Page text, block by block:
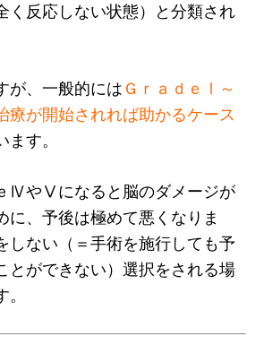
く反応しない状態）と分類され
が、一般的には ＧｒａｄｅⅠ～
が開始されれば助かるケース
ます。
ⅣやⅤになると脳のダメージが
に、予後は極めて悪くなりま
しない（＝手術を施行しても予
とができない）選択をされる場